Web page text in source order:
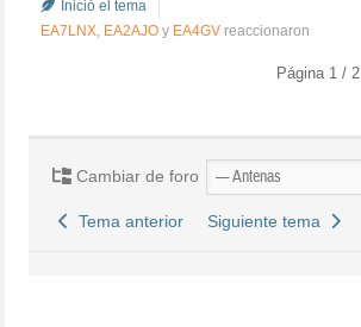
Inició el tema
EA7LNX, EA2AJO y EA4GV reaccionaron
Página 1 / 2
Cambiar de foro
Tema anterior Siguiente tema